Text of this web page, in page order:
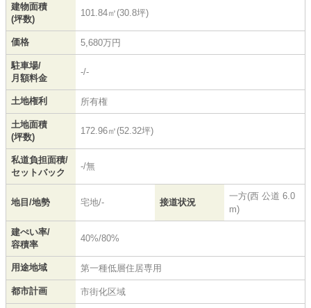
建物面積
(坪数)
101.84㎡(30.8坪)
価格 5,680万円
駐車場/
月額料金
-/-
土地権利 所有権
土地面積
(坪数)
172.96㎡(52.32坪)
私道負担面積/
セットバック
-/無
地目/地勢 宅地/- 接道状況
一方(西 公道 6.0
m)
建ぺい率/
容積率
40%/80%
用途地域 第一種低層住居専用
都市計画 市街化区域